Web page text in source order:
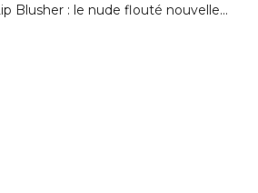
Blusher : le nude flouté nouvelle...